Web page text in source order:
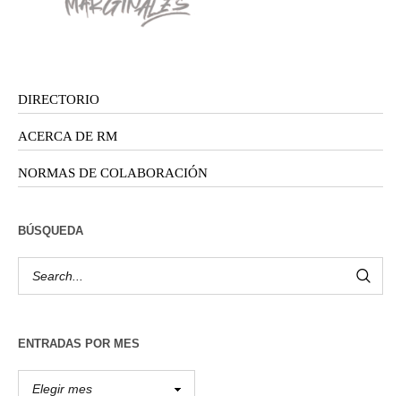
DIRECTORIO
ACERCA DE RM
NORMAS DE COLABORACIÓN
BÚSQUEDA
ENTRADAS POR MES